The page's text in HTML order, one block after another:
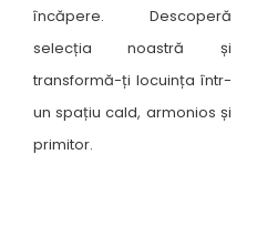
încăpere. Descoperă
selecția noastră și
transformă-ți locuința într-
un spațiu cald, armonios și
primitor.